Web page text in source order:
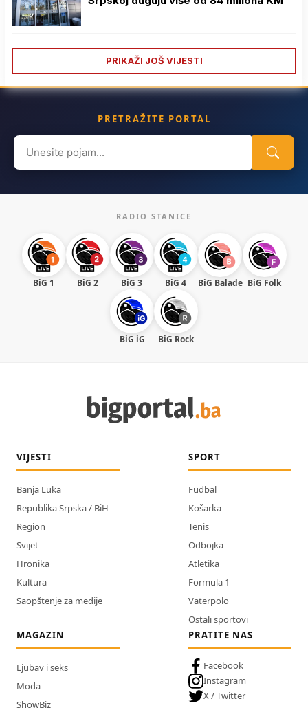
PRIKAŽI JOŠ VIJESTI
PRETRAŽITE PORTAL
Search
for:
RADIO STANICE
BiG 1 BiG 2 BiG 3 BiG 4 BiG Balade BiG Folk
BiG iG BiG Rock
VIJESTI
Banja Luka
Republika Srpska / BiH
Region
Svijet
Hronika
Kultura
Saopštenje za medije
SPORT
Fudbal
Košarka
Tenis
Odbojka
Atletika
Formula 1
Vaterpolo
Ostali sportovi
MAGAZIN
Ljubav i seks
Moda
ShowBiz
PRATITE NAS
Facebook
Instagram
X / Twitter